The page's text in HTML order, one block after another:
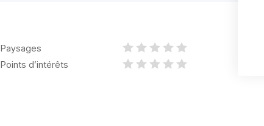
Paysages
Points d’intérêts